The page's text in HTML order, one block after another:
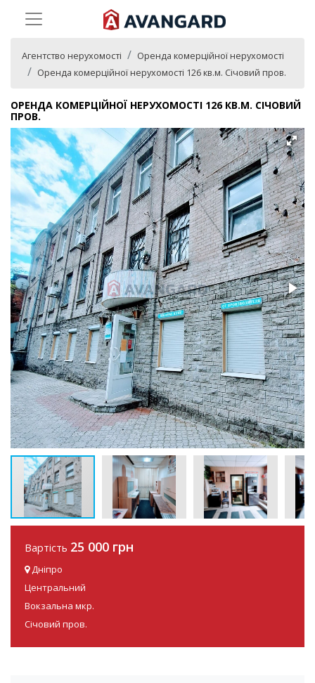
Агентство нерухомості
Оренда комерційної нерухомості
Оренда комерційної нерухомості 126 кв.м. Січовий пров.
ОРЕНДА КОМЕРЦІЙНОЇ НЕРУХОМОСТІ 126 КВ.М. СІЧОВИЙ
ПРОВ.
Вартість 25 000 грн
Дніпро
Центральний
Вокзальна мкр.
Січовий пров.